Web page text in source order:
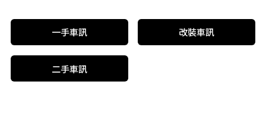
一手車訊 改裝車訊
二手車訊